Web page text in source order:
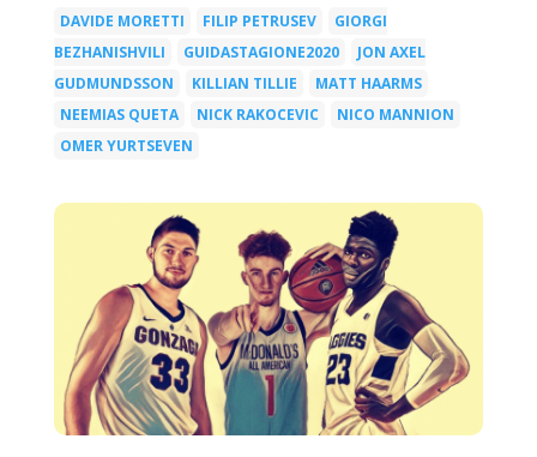
DAVIDE MORETTI FILIP PETRUSEV
GIORGI
BEZHANISHVILI
GUIDASTAGIONE2020
JON AXEL
GUDMUNDSSON
KILLIAN TILLIE MATT HAARMS
NEEMIAS QUETA NICK RAKOCEVIC NICO MANNION
OMER YURTSEVEN